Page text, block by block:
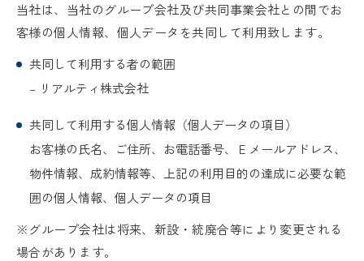
当社は、当社のグループ会社及び共同事業会社との間でお
客様の個人情報、個人データを共同して利用致します。
共同して利用する者の範囲
– リアルティ株式会社
共同して利用する個人情報（個人データの項目）
お客様の氏名、ご住所、お電話番号、Ｅメールアドレス、
物件情報、成約情報等、上記の利用目的の達成に必要な範
囲の個人情報、個人データの項目
※グループ会社は将来、新設・統廃合等により変更される
場合があります。